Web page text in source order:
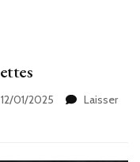
12/01/2025
Laisser